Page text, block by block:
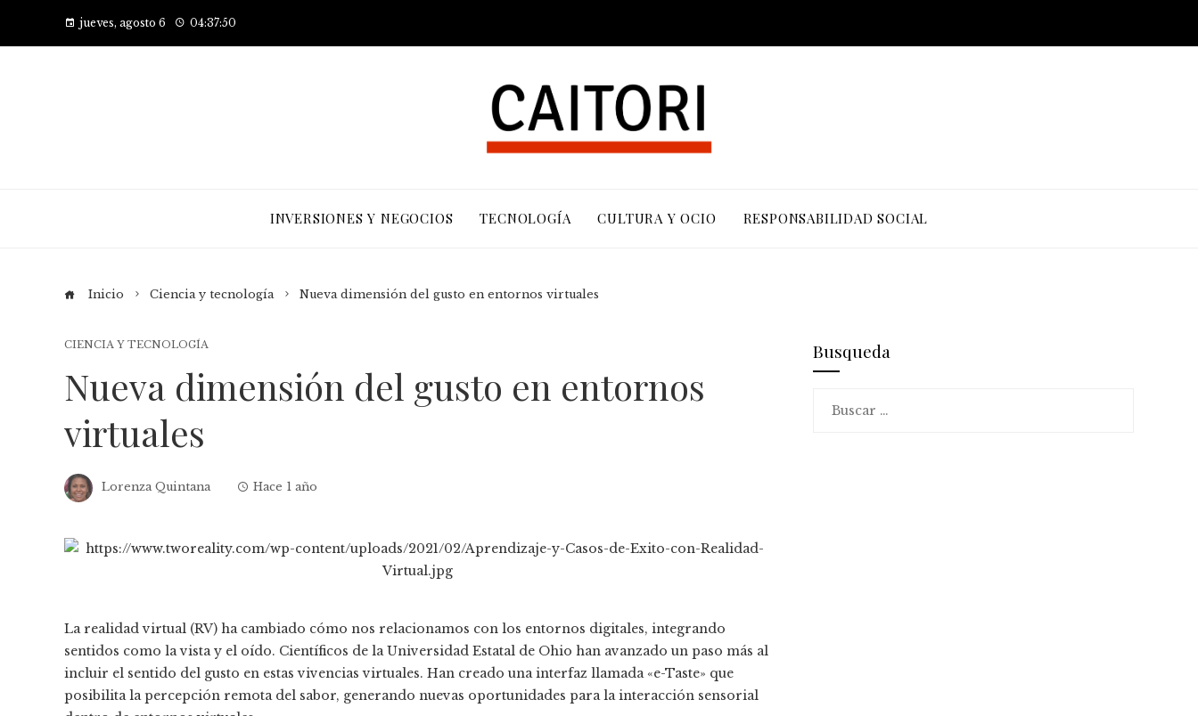
jueves, agosto 6 04:37:50
INVERSIONES Y NEGOCIOS TECNOLOGÍA CULTURA Y OCIO RESPONSABILIDAD SOCIAL
Inicio Ciencia y tecnología Nueva dimensión del gusto en entornos virtuales
CIENCIA Y TECNOLOGÍA
Nueva dimensión del gusto en entornos
virtuales
Lorenza Quintana Hace 1 año
La realidad virtual (RV) ha cambiado cómo nos relacionamos con los entornos digitales, integrando
sentidos como la vista y el oído. Científicos de la Universidad Estatal de Ohio han avanzado un paso más al
incluir el sentido del gusto en estas vivencias virtuales. Han creado una interfaz llamada «e-Taste» que
posibilita la percepción remota del sabor, generando nuevas oportunidades para la interacción sensorial
Busqueda